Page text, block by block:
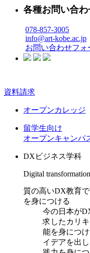
各種お問い合わ
078-857-3005
info@art-kobe.ac.jp
お問い合わせフォ
資料請求
オープンカレッジ
留学生向け
オープンキャンパ
DXビジネス学科
Digital
質の高いDX教育
を身につける
今の日本が
求したカリ
能を身につ
イデアを出